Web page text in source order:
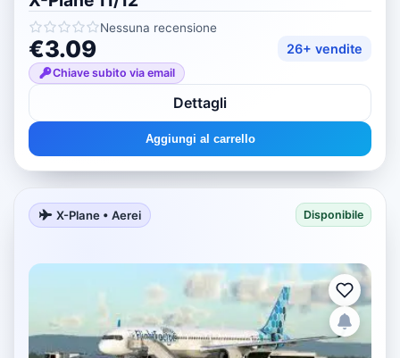
Nessuna recensione
€3.09 26+ vendite
Chiave subito via email
Dettagli
Aggiungi al carrello
X-Plane • Aerei Disponibile